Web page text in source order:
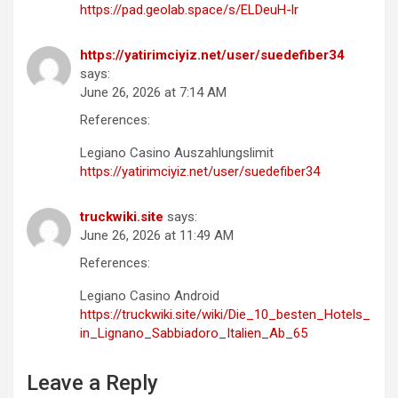
https://pad.geolab.space/s/ELDeuH-lr
https://yatirimciyiz.net/user/suedefiber34
says:
June 26, 2026 at 7:14 AM
References:
Legiano Casino Auszahlungslimit
https://yatirimciyiz.net/user/suedefiber34
truckwiki.site says:
June 26, 2026 at 11:49 AM
References:
Legiano Casino Android
https://truckwiki.site/wiki/Die_10_besten_Hotels_
in_Lignano_Sabbiadoro_Italien_Ab_65
Leave a Reply